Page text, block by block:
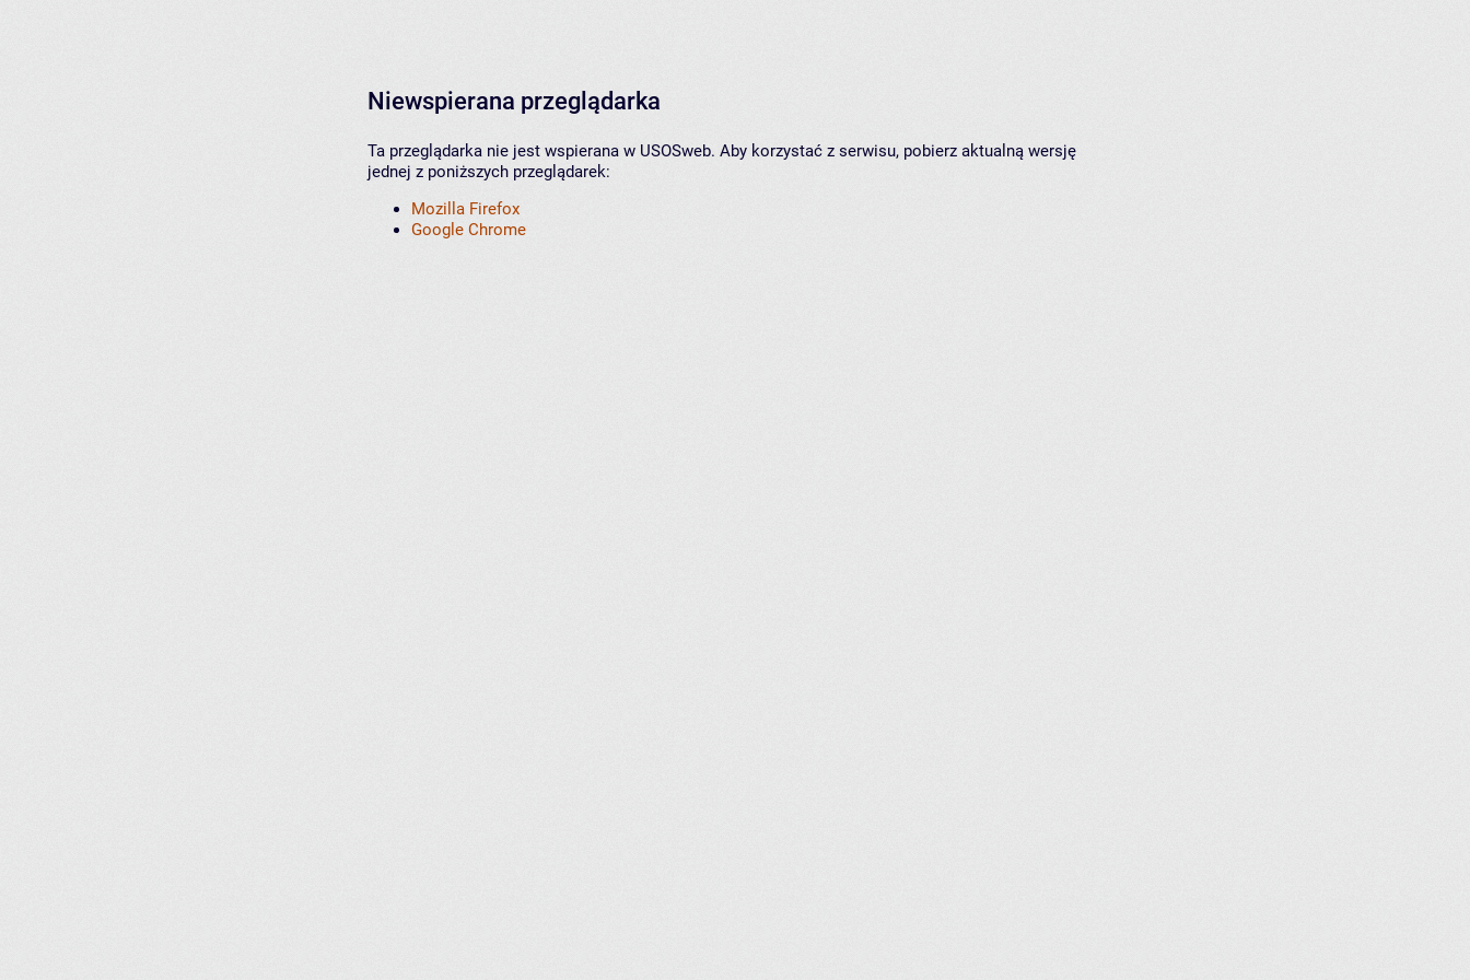
Niewspierana przeglądarka
Ta przeglądarka nie jest wspierana w USOSweb. Aby korzystać z serwisu, pobierz aktualną wersję
jednej z poniższych przeglądarek:
Mozilla Firefox
Google Chrome